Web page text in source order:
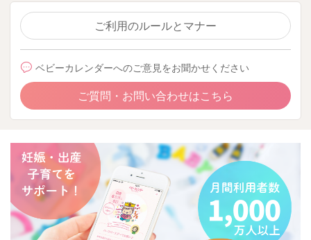
ご利用のルールとマナー
ベビーカレンダーへのご意見をお聞かせください
ご質問・お問い合わせはこちら